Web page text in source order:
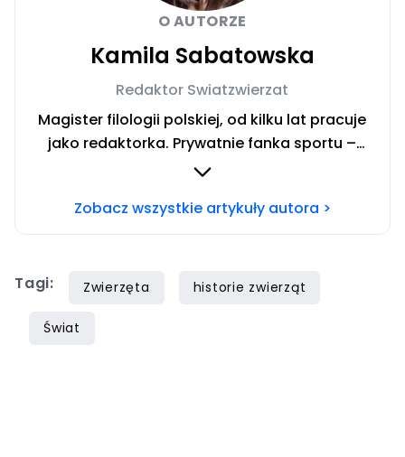
O AUTORZE
Kamila Sabatowska
Redaktor Swiatzwierzat
Magister filologii polskiej, od kilku lat pracuje
jako redaktorka. Prywatnie fanka sportu –
zwłaszcza siatkówki i miłośniczka zwierząt.
ze mną skontaktować?Napisz adresowaną do
Zobacz wszystkie artykuły autora >
Tagi: Zwierzęta historie zwierząt
Świat